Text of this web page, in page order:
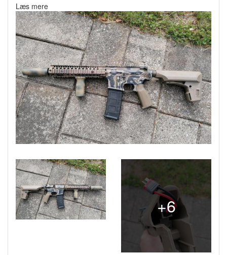
Læs mere
+6